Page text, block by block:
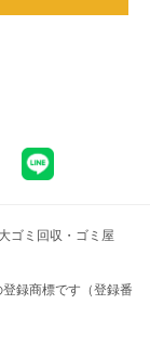
ゴミ回収・ゴミ屋
録商標です（登録番